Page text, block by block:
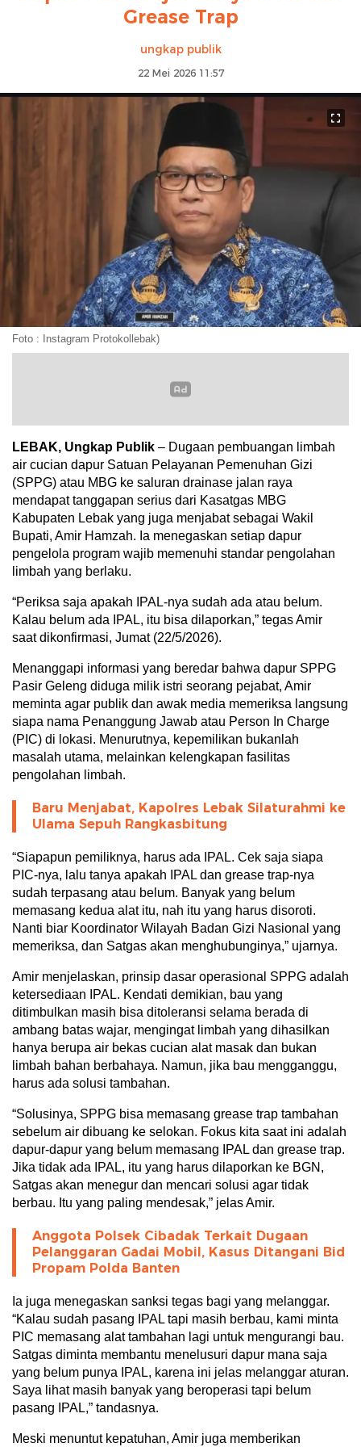
Grease Trap
ungkap publik
22 Mei 2026 11:57
Foto : Instagram Protokollebak)
LEBAK, Ungkap Publik – Dugaan pembuangan limbah
air cucian dapur Satuan Pelayanan Pemenuhan Gizi
(SPPG) atau MBG ke saluran drainase jalan raya
mendapat tanggapan serius dari Kasatgas MBG
Kabupaten Lebak yang juga menjabat sebagai Wakil
Bupati, Amir Hamzah. Ia menegaskan setiap dapur
pengelola program wajib memenuhi standar pengolahan
limbah yang berlaku.
“Periksa saja apakah IPAL-nya sudah ada atau belum.
Kalau belum ada IPAL, itu bisa dilaporkan,” tegas Amir
saat dikonfirmasi, Jumat (22/5/2026).
Menanggapi informasi yang beredar bahwa dapur SPPG
Pasir Geleng diduga milik istri seorang pejabat, Amir
meminta agar publik dan awak media memeriksa langsung
siapa nama Penanggung Jawab atau Person In Charge
(PIC) di lokasi. Menurutnya, kepemilikan bukanlah
masalah utama, melainkan kelengkapan fasilitas
pengolahan limbah.
Baru Menjabat, Kapolres Lebak Silaturahmi ke
Ulama Sepuh Rangkasbitung
“Siapapun pemiliknya, harus ada IPAL. Cek saja siapa
PIC-nya, lalu tanya apakah IPAL dan grease trap-nya
sudah terpasang atau belum. Banyak yang belum
memasang kedua alat itu, nah itu yang harus disoroti.
Nanti biar Koordinator Wilayah Badan Gizi Nasional yang
memeriksa, dan Satgas akan menghubunginya,” ujarnya.
Amir menjelaskan, prinsip dasar operasional SPPG adalah
ketersediaan IPAL. Kendati demikian, bau yang
ditimbulkan masih bisa ditoleransi selama berada di
ambang batas wajar, mengingat limbah yang dihasilkan
hanya berupa air bekas cucian alat masak dan bukan
limbah bahan berbahaya. Namun, jika bau mengganggu,
harus ada solusi tambahan.
“Solusinya, SPPG bisa memasang grease trap tambahan
sebelum air dibuang ke selokan. Fokus kita saat ini adalah
dapur-dapur yang belum memasang IPAL dan grease trap.
Jika tidak ada IPAL, itu yang harus dilaporkan ke BGN,
Satgas akan menegur dan mencari solusi agar tidak
berbau. Itu yang paling mendesak,” jelas Amir.
Anggota Polsek Cibadak Terkait Dugaan
Pelanggaran Gadai Mobil, Kasus Ditangani Bid
Propam Polda Banten
Ia juga menegaskan sanksi tegas bagi yang melanggar.
“Kalau sudah pasang IPAL tapi masih berbau, kami minta
PIC memasang alat tambahan lagi untuk mengurangi bau.
Satgas diminta membantu menelusuri dapur mana saja
yang belum punya IPAL, karena ini jelas melanggar aturan.
Saya lihat masih banyak yang beroperasi tapi belum
pasang IPAL,” tandasnya.
Meski menuntut kepatuhan, Amir juga memberikan